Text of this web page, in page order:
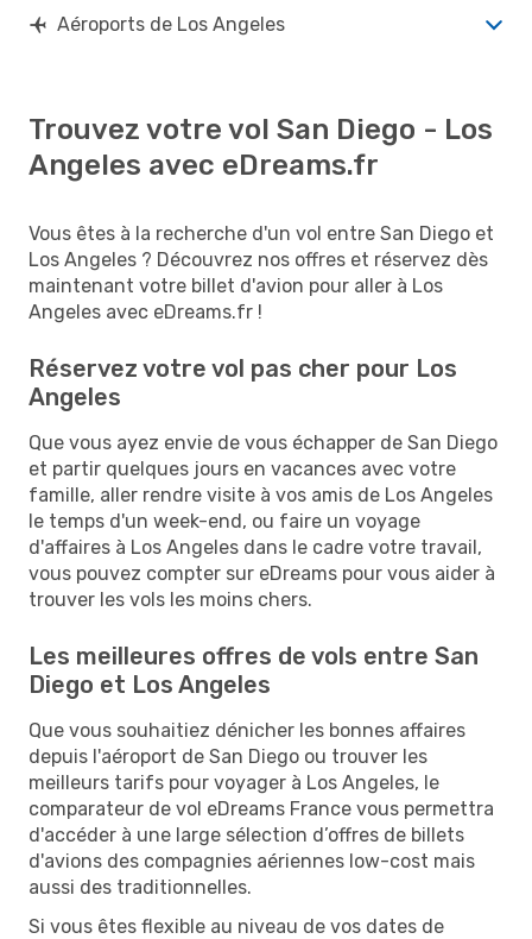
Aéroports de Los Angeles
Trouvez votre vol San Diego - Los
Angeles avec eDreams.fr
Vous êtes à la recherche d'un vol entre San Diego et
Los Angeles ? Découvrez nos offres et réservez dès
maintenant votre billet d'avion pour aller à Los
Angeles avec eDreams.fr !
Réservez votre vol pas cher pour Los
Angeles
Que vous ayez envie de vous échapper de San Diego
et partir quelques jours en vacances avec votre
famille, aller rendre visite à vos amis de Los Angeles
le temps d'un week-end, ou faire un voyage
d'affaires à Los Angeles dans le cadre votre travail,
vous pouvez compter sur eDreams pour vous aider à
trouver les vols les moins chers.
Les meilleures offres de vols entre San
Diego et Los Angeles
Que vous souhaitiez dénicher les bonnes affaires
depuis l'aéroport de San Diego ou trouver les
meilleurs tarifs pour voyager à Los Angeles, le
comparateur de vol eDreams France vous permettra
d'accéder à une large sélection d’offres de billets
d'avions des compagnies aériennes low-cost mais
aussi des traditionnelles.
Si vous êtes flexible au niveau de vos dates de